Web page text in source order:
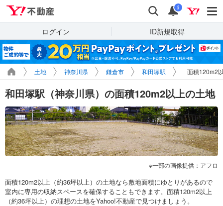
検索 通知
i
ログイン ID新規取得
土地 神奈川県 鎌倉市 和田塚駅 面積120m2
和田塚駅（神奈川県）の面積120m2以上の土地
一部の画像提供：アフロ
面積120m2以上（約36坪以上）の土地なら敷地面積にゆとりがあるので
室内に専用の収納スペースを確保することもできます。面積120m2以上
（約36坪以上）の理想の土地をYahoo!不動産で見つけましょう。